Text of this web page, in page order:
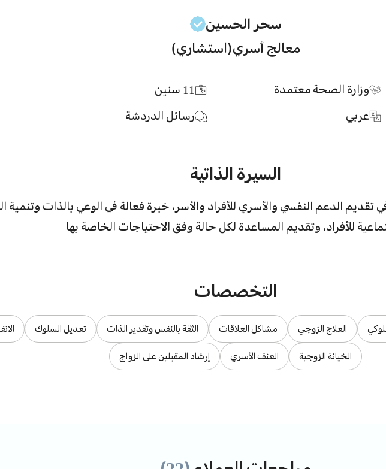
سحر الحسين
معالج أسري(استشاري)
وزارة الصحة معتمدة 11 سنين
عربي
رسائل الدردشة
السيرة الذاتية
تقديم الدعم النفسي والأسري للأفراد والأسر، خبرة فعالة في الوعي بالذات وتنمية
للأفراد، وتقديم المساعدة لكل حالة وفق الاحتياجات الخاصة بها
التخصصات
العلاج الزوجي مشاكل العلاقات الثقة بالنفس وتقدير الذات تعديل السلوك
الخيانة الزوجية العنف الأسري إرشاد المقبلين على الزواج